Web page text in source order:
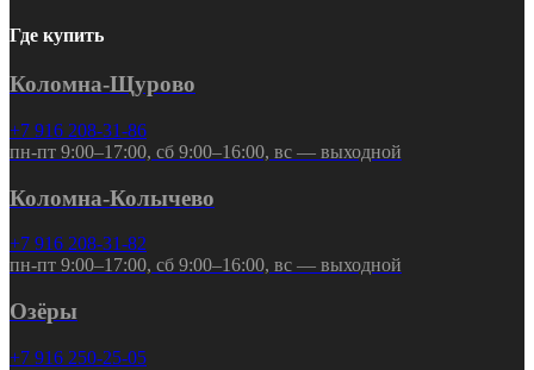
Где купить
Коломна-Щурово
+7 916 208-31-86
пн-пт 9:00–17:00, сб 9:00–16:00, вс — выходной
Коломна-Колычево
+7 916 208-31-82
пн-пт 9:00–17:00, сб 9:00–16:00, вс — выходной
Озёры
+7 916 250-25-05